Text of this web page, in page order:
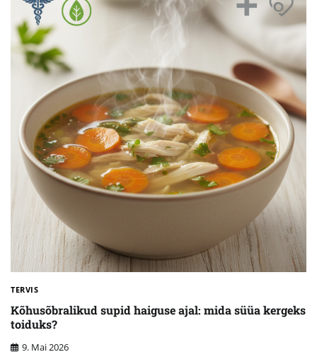
TERVIS
Kõhusõbralikud supid haiguse ajal: mida süüa kergeks
toiduks?
9. Mai 2026